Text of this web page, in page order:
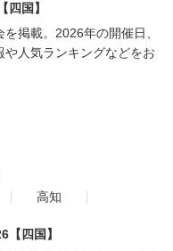
四国】
掲載。2026年の開催日、
や人気ランキングなどをお
高知
【四国】